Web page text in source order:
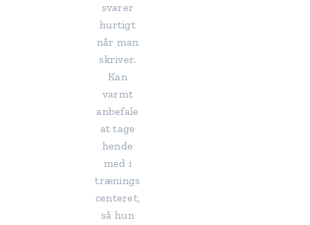
svarer
hurtigt
når man
skriver.
Kan
varmt
anbefale
at tage
hende
med i
trænings
centeret,
så hun